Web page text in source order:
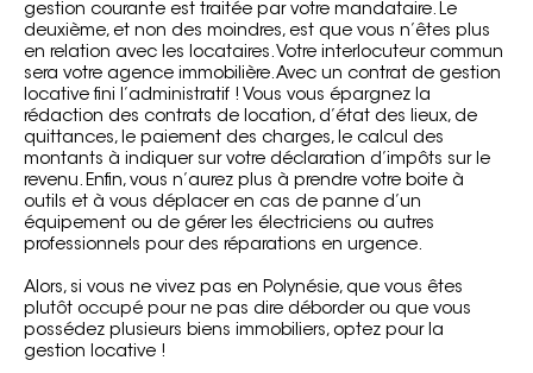
gestion courante est traitée par votre mandataire. Le
deuxième, et non des moindres, est que vous n’êtes plus
en relation avec les locataires. Votre interlocuteur commun
sera votre agence immobilière. Avec un contrat de gestion
locative fini l’administratif ! Vous vous épargnez la
rédaction des contrats de location, d’état des lieux, de
quittances, le paiement des charges, le calcul des
montants à indiquer sur votre déclaration d’impôts sur le
revenu. Enfin, vous n’aurez plus à prendre votre boite à
outils et à vous déplacer en cas de panne d’un
équipement ou de gérer les électriciens ou autres
professionnels pour des réparations en urgence.
Alors, si vous ne vivez pas en Polynésie, que vous êtes
plutôt occupé pour ne pas dire déborder ou que vous
possédez plusieurs biens immobiliers, optez pour la
gestion locative !